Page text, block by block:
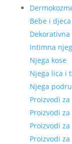
Bebe i djeca
Intimna
Njega kose
Njega lica i
Njega
Proizvodi
Proizvodi
Proizvodi
Proizvodi